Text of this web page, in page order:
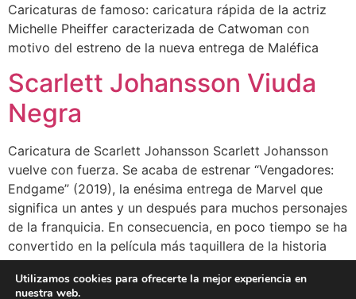
Caricaturas de famoso: caricatura rápida de la actriz
Michelle Pheiffer caracterizada de Catwoman con
motivo del estreno de la nueva entrega de Maléfica
Scarlett Johansson Viuda
Negra
Caricatura de Scarlett Johansson Scarlett Johansson
vuelve con fuerza. Se acaba de estrenar “Vengadores:
Endgame” (2019), la enésima entrega de Marvel que
significa un antes y un después para muchos personajes
de la franquicia. En consecuencia, en poco tiempo se ha
convertido en la película más taquillera de la historia
del cine. Nuevamente aparece Scarlett […]
Utilizamos cookies para ofrecerte la mejor experiencia en
nuestra web.